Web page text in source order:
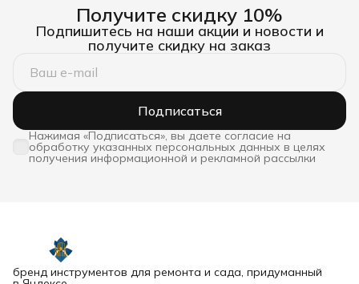
Получите скидку 10%
Подпишитесь на наши акции и новости и
получите скидку на заказ
Подписаться
Нажимая «Подписаться», вы даете согласие на
обработку указанных персональных данных в целях
получения информационной и рекламной рассылки
бренд инструментов для ремонта и сада, придуманный